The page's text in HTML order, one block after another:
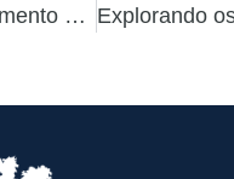
Empoderamento Feminino: Como a Hipnoterapia Pode Fortalecer as Mulheres